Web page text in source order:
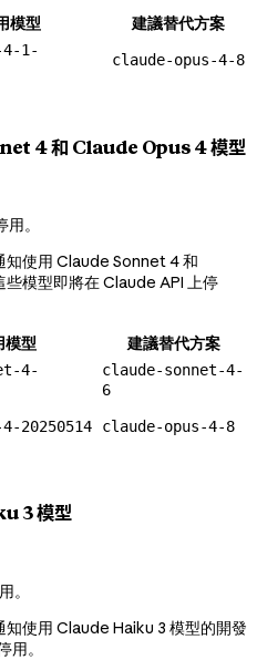
模型
建議替代方案
4-1-
claude-opus-4-8
4 和 Claude Opus 4 模型
。
使用 Claude Sonnet 4 和
模型即將在 Claude API 上停
模型
建議替代方案
4-
claude-sonnet-4-
6
20250514 claude-opus-4-8
3 模型
。
使用 Claude Haiku 3 模型的開發
。